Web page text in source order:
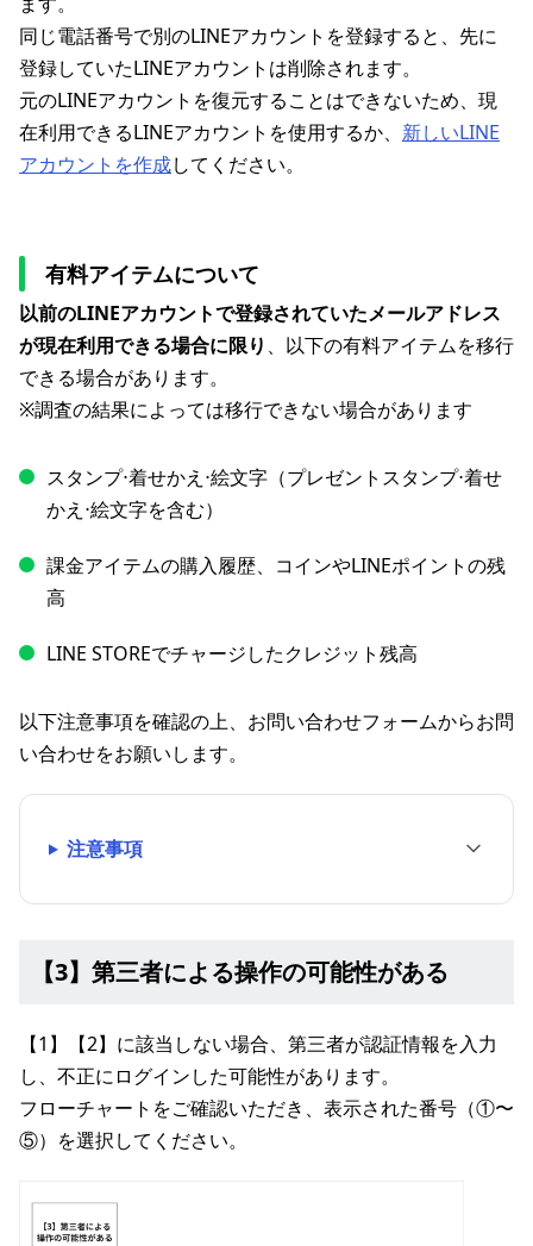
同じ電話番号で別のLINEアカウントを登録すると、先に
登録していたLINEアカウントは削除されます。
元のLINEアカウントを復元することはできないため、現
在利用できるLINEアカウントを使用するか、 新しいLINE
アカウントを作成してください。
有料アイテムについて
以前のLINEアカウントで登録されていたメールアドレス
が現在利用できる場合に限り 、以下の有料アイテムを移行
できる場合があります。
※調査の結果によっては移行できない場合があります
スタンプ⋅着せかえ⋅絵文字（プレゼントスタンプ⋅着せ
かえ⋅絵文字を含む）
課金アイテムの購入履歴、コインやLINEポイントの残
高
LINE STOREでチャージしたクレジット残高
以下注意事項を確認の上、お問い合わせフォームからお問
い合わせをお願いします。
注意事項
【3】第三者による操作の可能性がある
【1】【2】に該当しない場合、第三者が認証情報を入力
し、不正にログインした可能性があります。
フローチャートをご確認いただき、表示された番号（①〜
⑤）を選択してください。